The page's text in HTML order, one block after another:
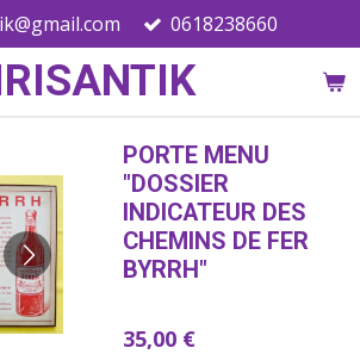
0618238660
PORTE MENU
"DOSSIER
INDICATEUR DES
CHEMINS DE FER
BYRRH"
35,00 €